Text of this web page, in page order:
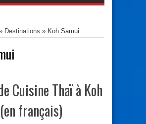
Destinations » Koh Samui
Cuisine Thaï à Koh
français)